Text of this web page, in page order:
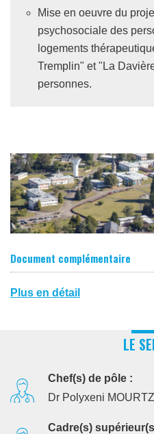
Mise en oeuvre du
psychosociale des
logements
Tremplin" et "La
personnes.
Document complémentaire
Plus en détail
LE
Chef(s) de pôle :
Dr Polyxeni
Cadre(s)